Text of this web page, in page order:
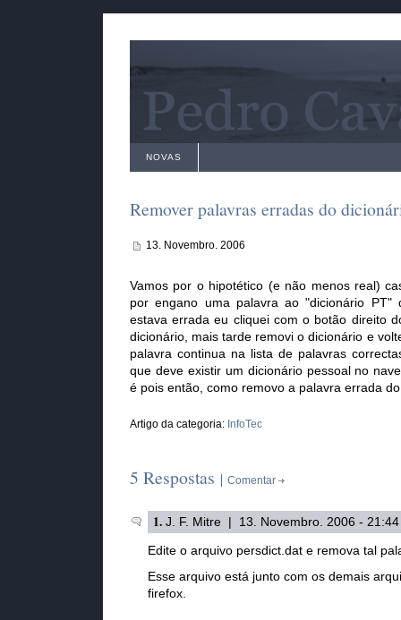
NOVAS
Remover palavras erradas do
13. Novembro. 2006
Vamos por o hipotético (e não menos real)
por engano uma palavra ao "dicionário PT"
estava errada eu cliquei com o botão direito
dicionário, mais tarde removi o dicionário e
palavra continua na lista de palavras
que deve existir um dicionário pessoal no
é pois então, como removo a palavra errada
Artigo da categoria: InfoTec
5 Respostas Comentar
1. J. F. Mitre | 13. Novembro. 2006 - 21:44
Edite o arquivo persdict.dat e remova tal
Esse arquivo está junto com os demais
firefox.